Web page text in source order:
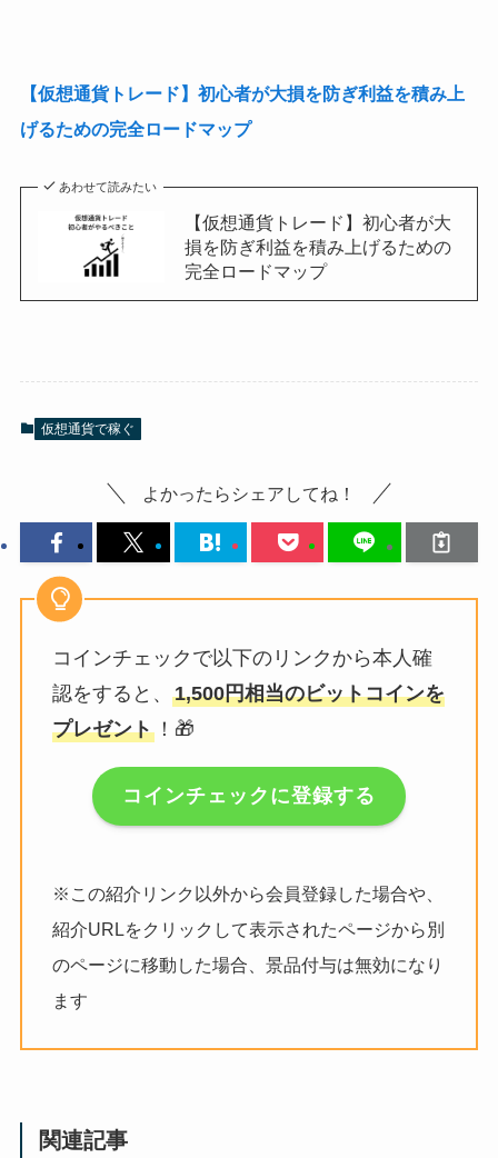
【仮想通貨トレード】初心者が大損を防ぎ利益を積み上
げるための完全ロードマップ
あわせて読みたい
【仮想通貨トレード】初心者が大
損を防ぎ利益を積み上げるための
完全ロードマップ
仮想通貨で稼ぐ
よかったらシェアしてね！
コインチェックで以下のリンクから本人確
認をすると、 1,500円相当のビットコインを
プレゼント！🎁
コインチェックに登録する
※この紹介リンク以外から会員登録した場合や、
紹介URLをクリックして表示されたページから別
のページに移動した場合、景品付与は無効になり
ます
関連記事